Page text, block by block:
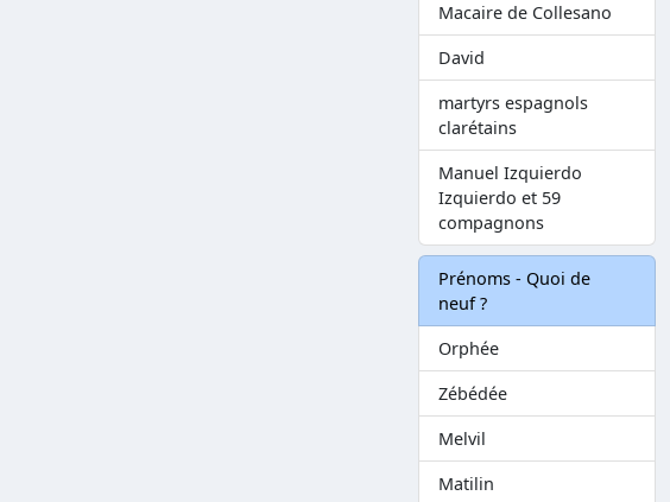
Macaire de Collesano
David
martyrs espagnols
clarétains
Manuel Izquierdo
Izquierdo et 59
compagnons
Prénoms - Quoi de
neuf ?
Orphée
Zébédée
Melvil
Matilin